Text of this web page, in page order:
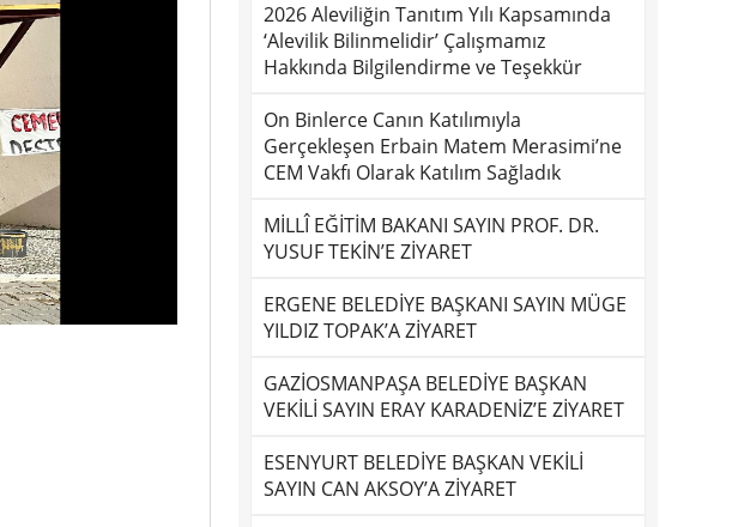
2026 Aleviliğin Tanıtım Yılı Kapsamında
‘Alevilik Bilinmelidir’ Çalışmamız
Hakkında Bilgilendirme ve Teşekkür
On Binlerce Canın Katılımıyla
Gerçekleşen Erbain Matem Merasimi’ne
CEM Vakfı Olarak Katılım Sağladık
MİLLÎ EĞİTİM BAKANI SAYIN PROF. DR.
YUSUF TEKİN’E ZİYARET
ERGENE BELEDİYE BAŞKANI SAYIN MÜGE
YILDIZ TOPAK’A ZİYARET
GAZİOSMANPAŞA BELEDİYE BAŞKAN
VEKİLİ SAYIN ERAY KARADENİZ’E ZİYARET
ESENYURT BELEDİYE BAŞKAN VEKİLİ
SAYIN CAN AKSOY’A ZİYARET